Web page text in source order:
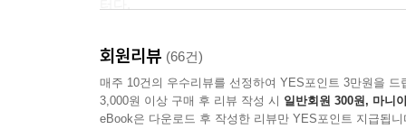
밥상에서 사라져가는, 사뭇 진귀하기까지 한 반찬
김수미 선생님의 따뜻한 노력이 새삼 감사할 따름
- 최현석 (셰프)
회원리뷰 (66건)
매주 10건의 우수리뷰를 선정하여 YES포인트 3만원을 드
3,000원 이상 구매 후 리뷰 작성 시 일반회원 300원, 마니
eBook은 다운로드 후 작성한 리뷰만 YES포인트 지급됩니